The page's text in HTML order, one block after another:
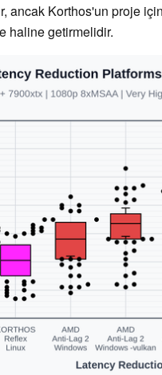
ancak Korthos'un proje
haline getirmelidir.